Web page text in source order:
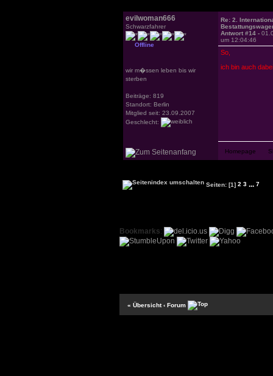
evilwoman666
Schwarzfahrer
Offline
wir m�ssen leben bis wir
sterben
Beiträge: 819
Standort: Berlin
Mitglied seit: 23.09.2007
Geschlecht:
Re: 2.
Antwort #14 -
um 12:04:46
So,
ich bin auch
Seiten: [1] 2 3 ... 7
Bookmarks:
« Übersicht ‹ Forum